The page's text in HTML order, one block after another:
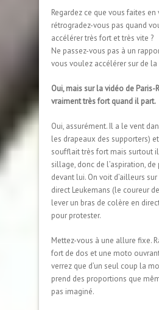
Regardez ce que vous faites en
rétrogradez-vous pas quand
accélérer très fort et très vite ?
Ne passez-vous pas à un
vous voulez accélérer sur de
Oui, mais sur la vidéo de Paris-
vraiment très fort quand il part.
Oui, assurément. Il a le vent
les drapeaux des supporters)
soufflait très fort mais surtout
sillage, donc de l’aspiration,
devant lui. On voit d’ailleurs
direct Leukemans (le coureur
lever un bras de colère en
pour protester.
Mettez-vous à une allure fixe.
fort de dos et une moto
verrez que d’un seul coup la
prend des proportions que
pas imaginé.